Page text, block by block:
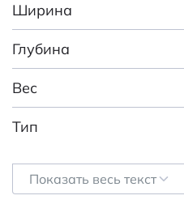
Ширина
Глубина
Вес
Тип
Показать весь текст